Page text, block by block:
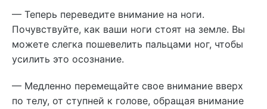
— Теперь переведите внимание на ноги.
Почувствуйте, как ваши ноги стоят на земле. Вы
можете слегка пошевелить пальцами ног, чтобы
усилить это осознание.
— Медленно перемещайте свое внимание вверх
по телу, от ступней к голове, обращая внимание